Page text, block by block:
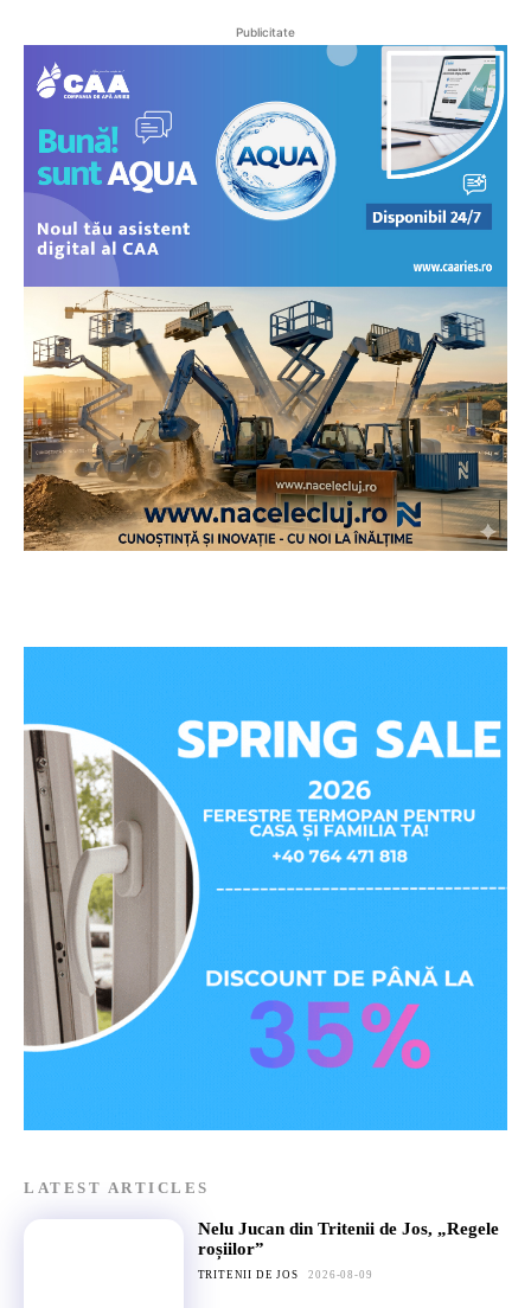
Publicitate
LATEST ARTICLES
Nelu Jucan din Tritenii de Jos, „Regele
roșiilor”
TRITENII DE JOS 2026-08-09